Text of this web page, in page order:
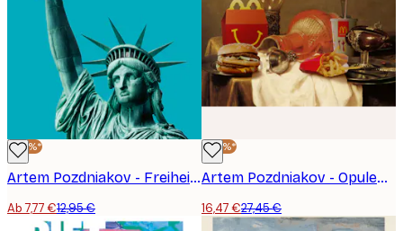
-40%*
Artem Pozdniakov - Freiheitsstatue Prost Poster
Ab 7,77 €12,95 €
-40%*
Artem Pozdniakov - Opulent Fast Food Table Poster
16,47 €27,45 €